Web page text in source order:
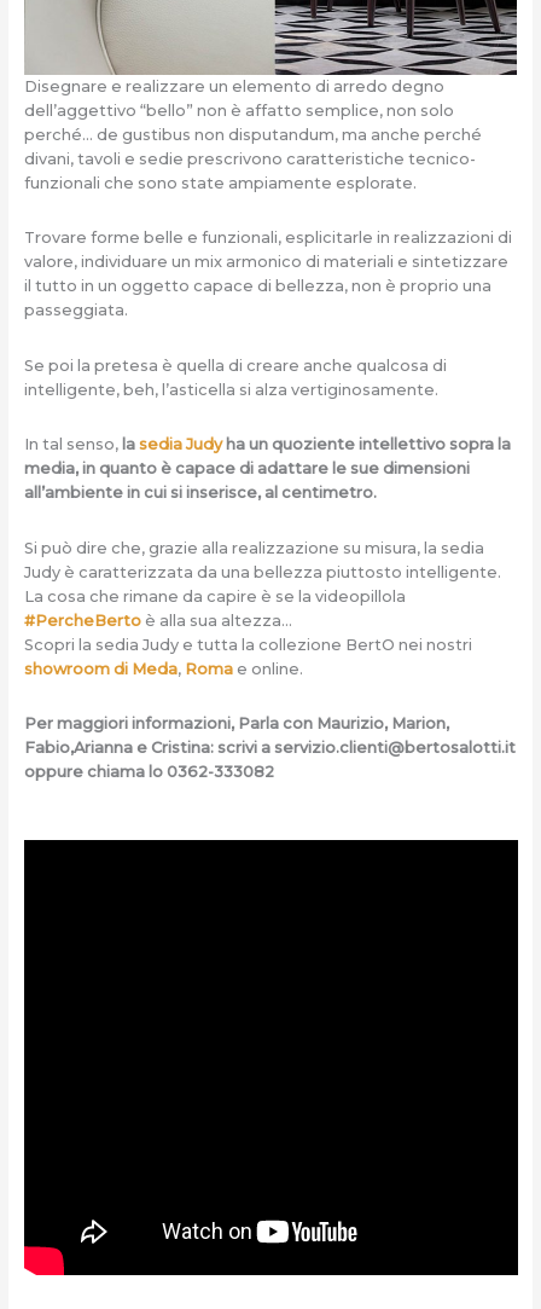
Disegnare e realizzare un elemento di arredo degno
dell’aggettivo “bello” non è affatto semplice, non solo
perché… de gustibus non disputandum, ma anche perché
divani, tavoli e sedie prescrivono caratteristiche tecnico-
funzionali che sono state ampiamente esplorate.
Trovare forme belle e funzionali, esplicitarle in realizzazioni di
valore, individuare un mix armonico di materiali e sintetizzare
il tutto in un oggetto capace di bellezza, non è proprio una
passeggiata.
Se poi la pretesa è quella di creare anche qualcosa di
intelligente, beh, l’asticella si alza vertiginosamente.
In tal senso, la sedia Judyha un quoziente intellettivo sopra la
media, in quanto è capace di adattare le sue dimensioni
all’ambiente in cui si inserisce, al centimetro.
Si può dire che, grazie alla realizzazione su misura, la sedia
Judy è caratterizzata da una bellezza piuttosto intelligente.
La cosa che rimane da capire è se la videopillola
#PercheBerto è alla sua altezza…
Scopri la sedia Judy e tutta la collezione BertO nei nostri
showroom di Meda, Romae online.
Per maggiori informazioni, Parla con Maurizio, Marion,
Fabio,Arianna e Cristina: scrivi a servizio.clienti@bertosalotti.it
oppure chiama lo 0362-333082